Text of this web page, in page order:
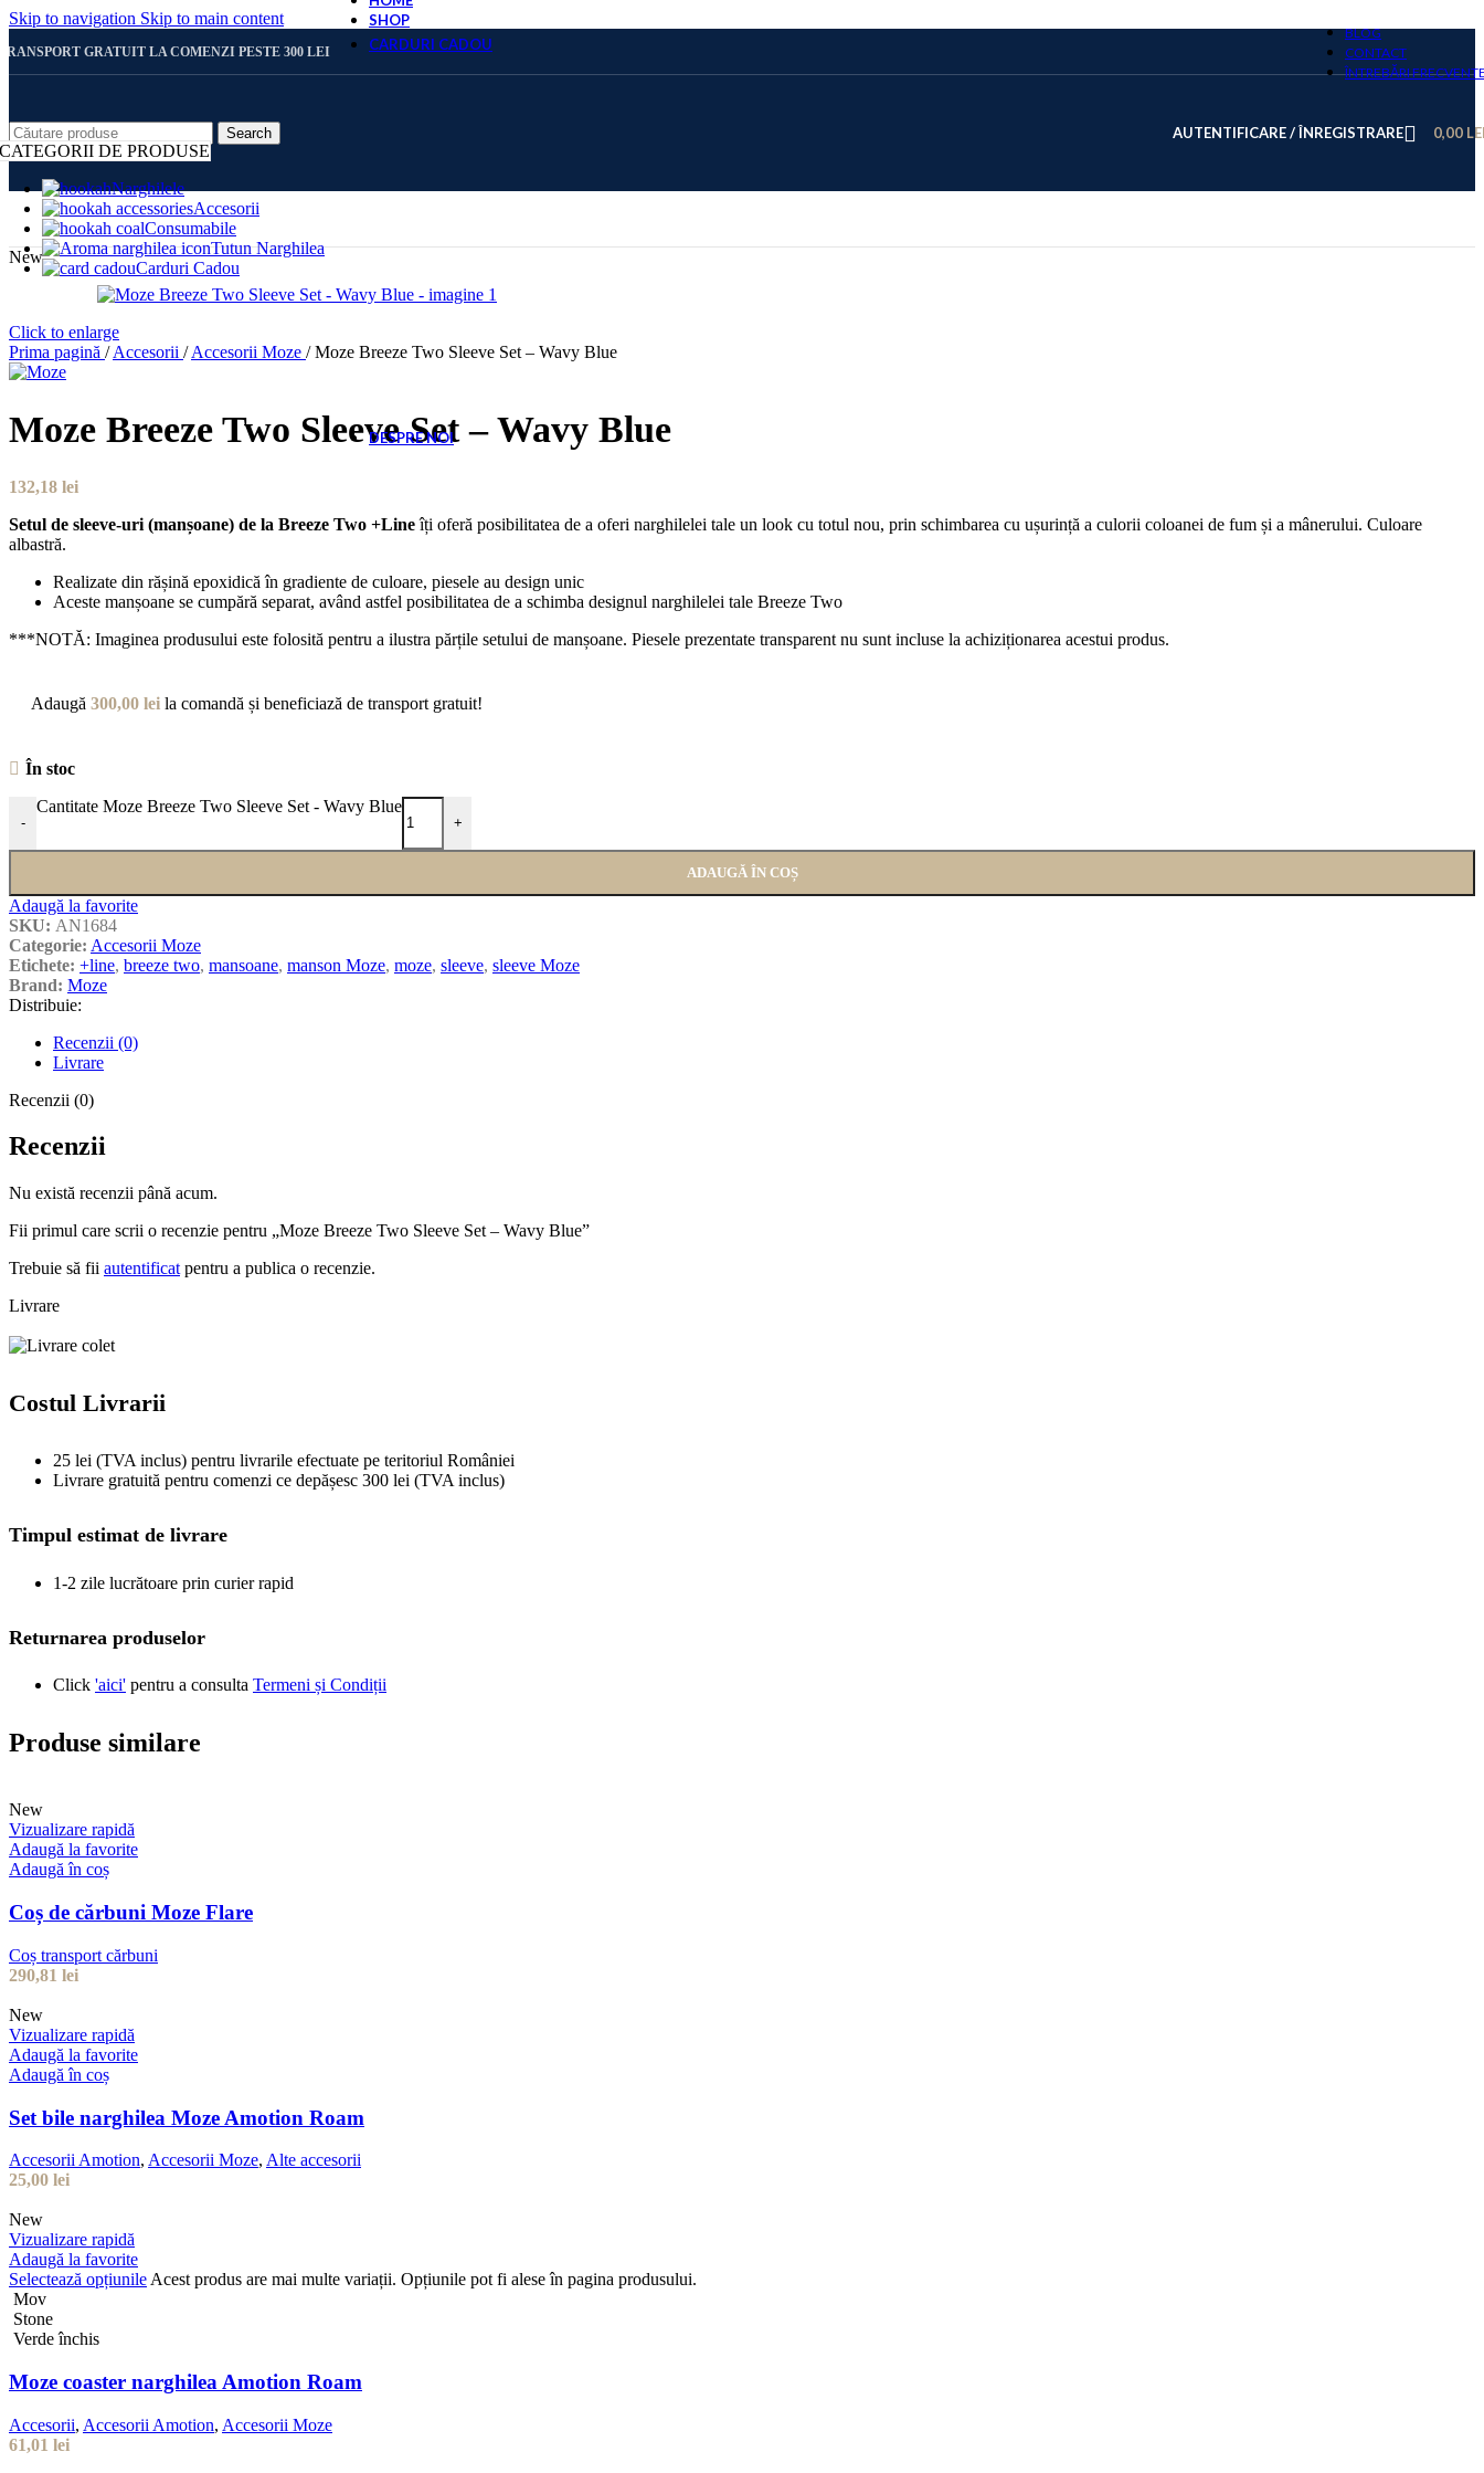
Skip to navigation Skip to main content
GRATUIT LA COMENZI PESTE 300 LEI
BLOG
CONTACT
ÎNTREBĂRI
Search AUTENTIFICARE / ÎNREGISTRARE 0,00
CATEGORII DE PRODUSE
Narghilele
Accesorii
Consumabile
Tutun Narghilea
Carduri Cadou
SHOP
CARDURI CADOU
CARD CADOU 500 LEI
DESPRE NOI
New
Click to enlarge
Prima pagină / Accesorii / Accesorii Moze / Moze Breeze Two Sleeve Set – Wavy Blue
Moze Breeze Two Sleeve Set – Wavy Blue
132,18 lei
Setul de sleeve-uri (manșoane) de la Breeze Two +Lineîți oferă posibilitatea de a oferi narghilelei tale un look cu totul nou, prin schimbarea cu ușurință a culorii coloanei de fum și a mânerului. Culoare
albastră.
Realizate din rășină epoxidică în gradiente de culoare, piesele au design unic
Aceste manșoane se cumpără separat, având astfel posibilitatea de a schimba designul narghilelei tale Breeze Two
***NOTĂ: Imaginea produsului este folosită pentru a ilustra părțile setului de manșoane. Piesele prezentate transparent nu sunt incluse la achiziționarea acestui produs.
Adaugă 300,00 lei la comandă și beneficiază de transport gratuit!
În stoc
-
Cantitate Moze Breeze Two Sleeve Set - Wavy Blue
+
ADAUGĂ ÎN COȘ
Adaugă la favorite
SKU: AN1684
Categorie: Accesorii Moze
Etichete: +line, breeze two, mansoane, manson Moze, moze, sleeve, sleeve Moze
Brand: Moze
Distribuie:
Recenzii (0)
Livrare
Recenzii (0)
Recenzii
Nu există recenzii până acum.
Fii primul care scrii o recenzie pentru „Moze Breeze Two Sleeve Set – Wavy Blue”
Trebuie să fii autentificat pentru a publica o recenzie.
Livrare
Costul Livrarii
25 lei (TVA inclus) pentru livrarile efectuate pe teritoriul României
Livrare gratuită pentru comenzi ce depășesc 300 lei (TVA inclus)
Timpul estimat de livrare
1-2 zile lucrătoare prin curier rapid
Returnarea produselor
Click 'aici' pentru a consulta Termeni și Condiții
Produse similare
New
Vizualizare rapidă
Adaugă la favorite
Adaugă în coș
Coș de cărbuni Moze Flare
Coș transport cărbuni
290,81 lei
New
Vizualizare rapidă
Adaugă la favorite
Adaugă în coș
Set bile narghilea Moze Amotion Roam
Accesorii Amotion, Accesorii Moze, Alte accesorii
25,00 lei
New
Vizualizare rapidă
Adaugă la favorite
Selectează opțiunile Acest produs are mai multe variații. Opțiunile pot fi alese în pagina produsului.
Mov
Stone
Verde închis
Moze coaster narghilea Amotion Roam
Accesorii, Accesorii Amotion, Accesorii Moze
61,01 lei